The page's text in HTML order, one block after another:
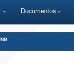
Documentos